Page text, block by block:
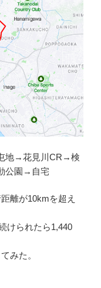
地→花見川CR→検
公園→自宅
離が10kmを超え
けられたら1,440
みた。